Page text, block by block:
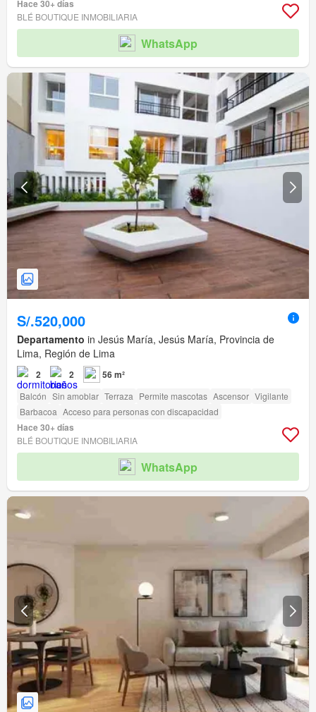
Hace 30+ días
BLÉ BOUTIQUE INMOBILIARIA
WhatsApp
S/.520,000
Departamento in Jesús María, Jesús María, Provincia de
Lima, Región de Lima
2 2 56 m²
Balcón Sin amoblar Terraza Permite mascotas Ascensor Vigilante
Barbacoa Acceso para personas con discapacidad
Hace 30+ días
BLÉ BOUTIQUE INMOBILIARIA
WhatsApp